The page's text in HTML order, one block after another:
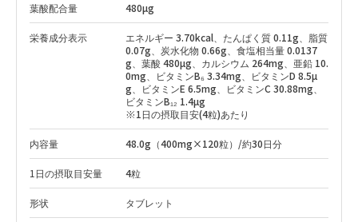
葉酸配合量 480µg
栄養成分表示
エネルギー 3.70kcal、たんぱく質 0.11g、脂質
0.07g、炭水化物 0.66g、食塩相当量 0.0137
g、葉酸 480µg、カルシウム 264mg、亜鉛 10.
0mg、ビタミンB₆ 3.34mg、ビタミンD 8.5µ
g、ビタミンE 6.5mg、ビタミンC 30.88mg、
ビタミンB₁₂ 1.4µg
※1日の摂取目安(4粒)あたり
内容量 48.0g（400mg×120粒）/約30日分
1日の摂取目安量 4粒
形状 タブレット